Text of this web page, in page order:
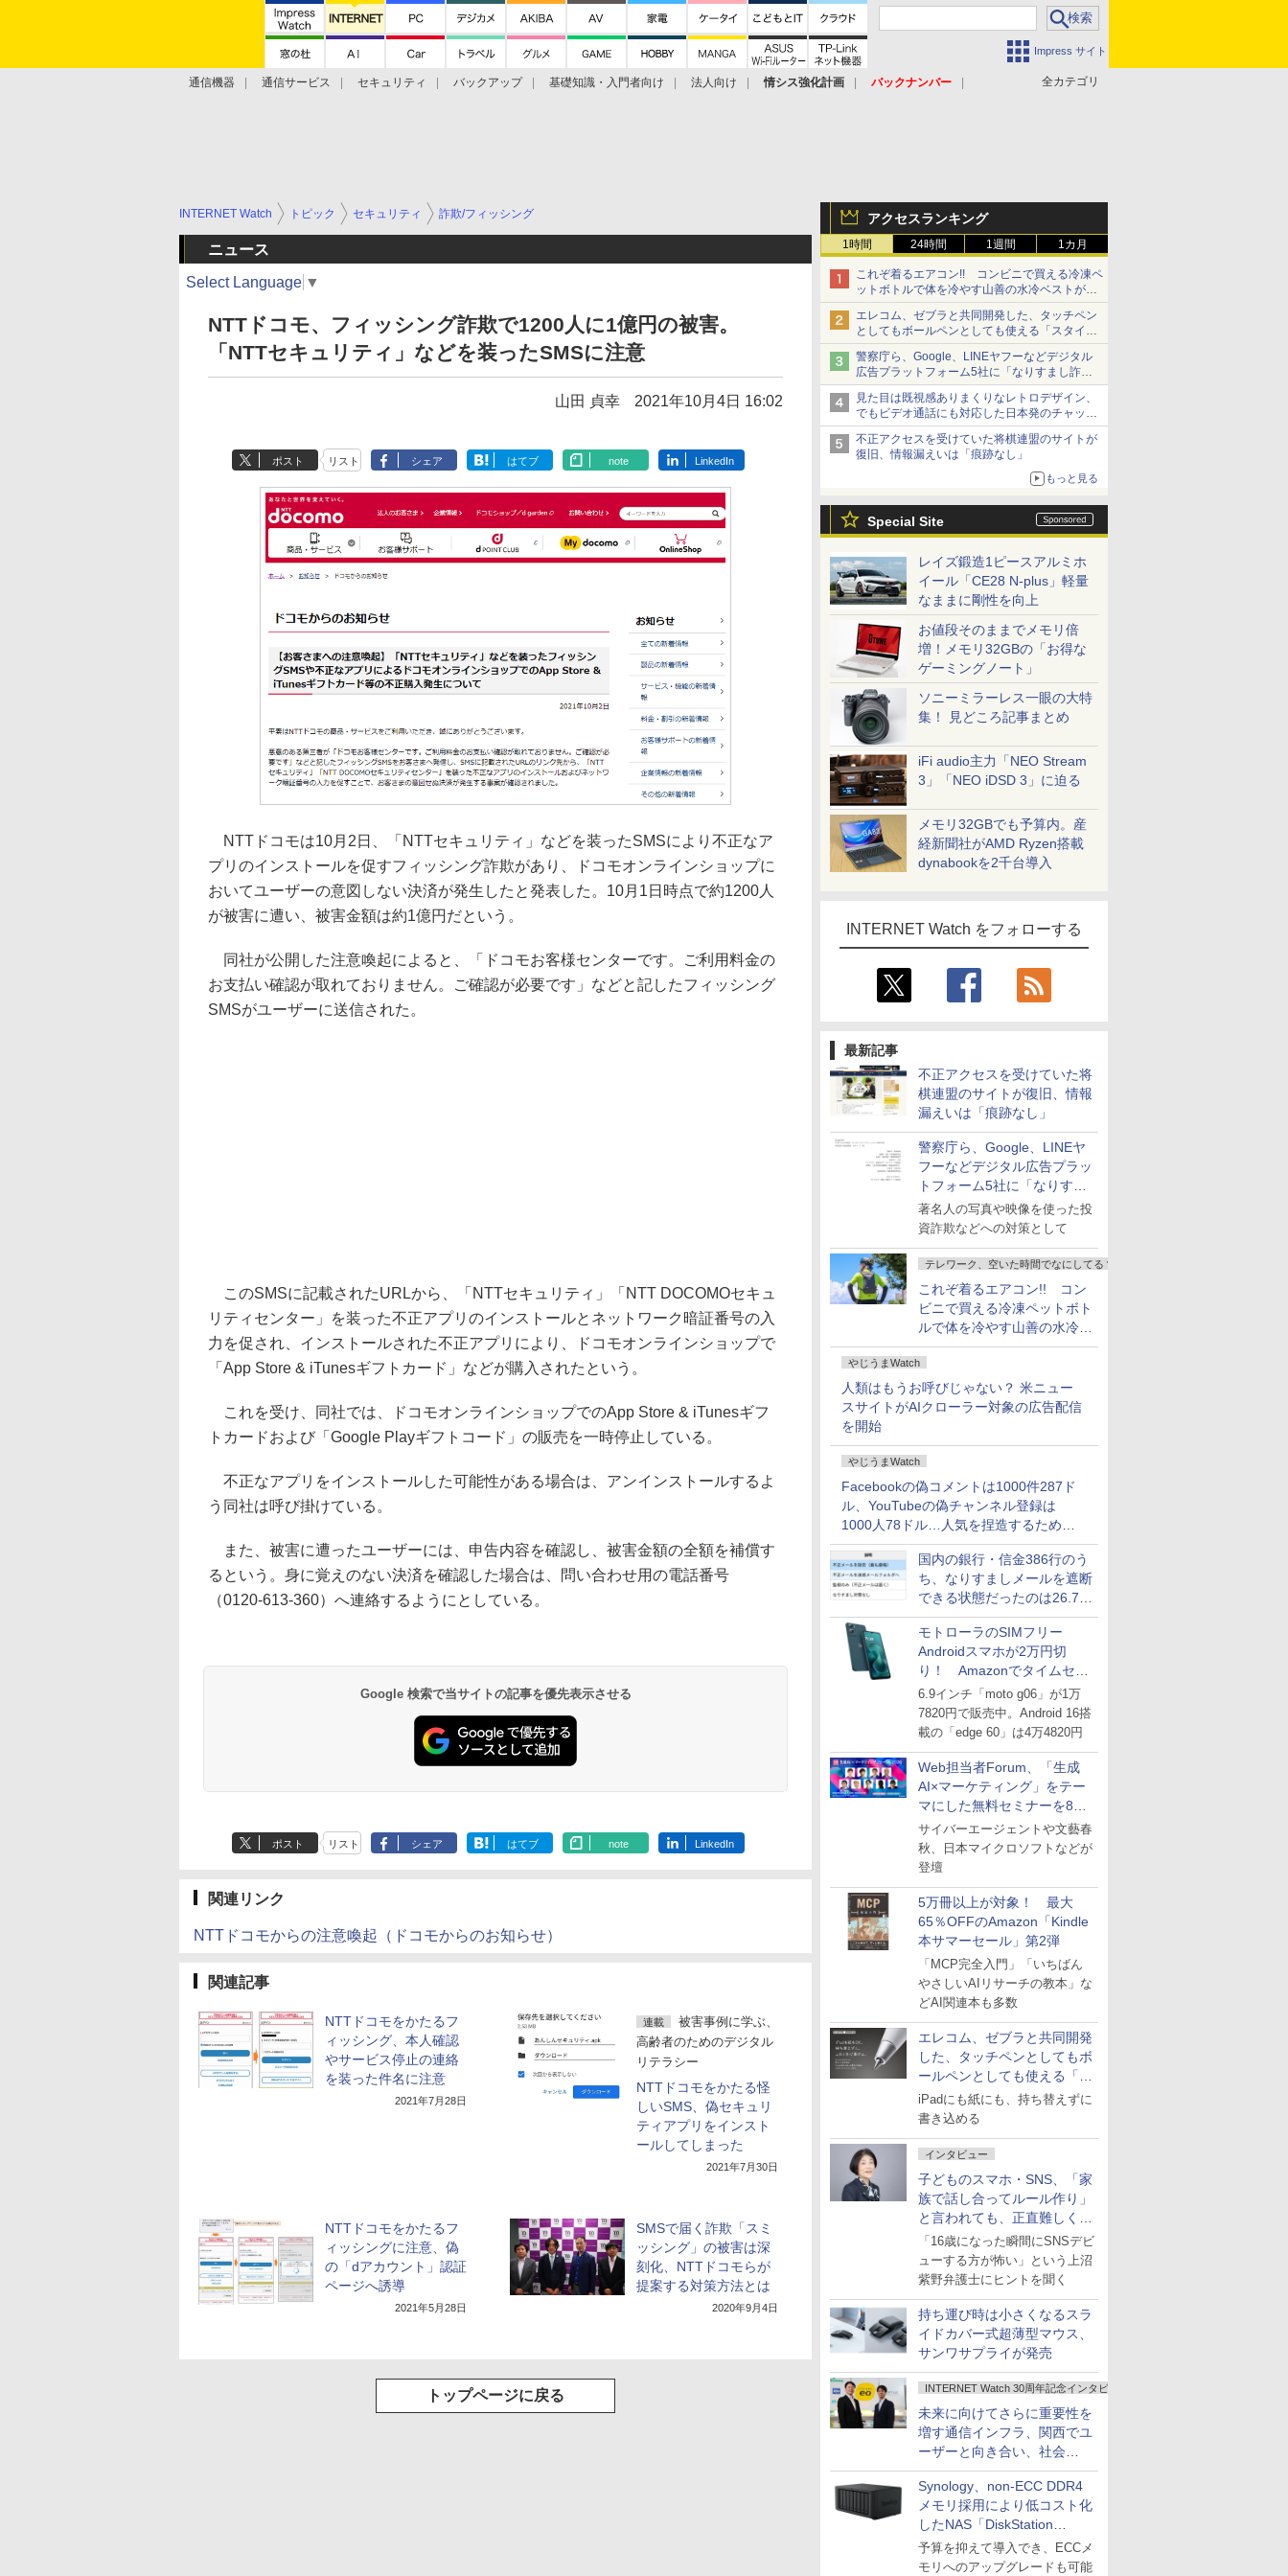
Impress サイト
全カテゴリ
通信機器 通信サービス セキュリティ バックアップ 基礎知識・入門者向け 法人向け 情シス強化計画
バックナンバー
アクセスランキング
1時間 24時間 1週間 1カ月
これぞ着るエアコン!! コンビニで買える冷凍ペ
ットボトルで体を冷やす山善の水冷ベストがロ
ードバイクにちょうどいい【ぼっち・ざ・ろー
ど！その14】【空いた時間でなにしてる？】
エレコム、ゼブラと共同開発した、タッチペン
としてもボールペンとしても使える「スタイラ
スツーウェイ」発売 iPadにも紙にも、持ち替
えずに書き込める
警察庁ら、Google、LINEヤフーなどデジタル
広告プラットフォーム5社に「なりすまし詐欺
広告」対策強化を要請 著名人の写真や映像を
使った投資詐欺などへの対策として
見た目は既視感ありまくりなレトロデザイン、
でもビデオ通話にも対応した日本発のチャット
アプリが登場【やじうまWatch】
不正アクセスを受けていた将棋連盟のサイトが
復旧、情報漏えいは「痕跡なし」
もっと見る
Special Site
レイズ鍛造1ピースアルミホ
イール「CE28 N-plus」軽量
なままに剛性を向上
お値段そのままでメモリ倍
増！メモリ32GBの「お得な
ゲーミングノート」
ソニーミラーレス一眼の大特
集！ 見どころ記事まとめ
iFi audio主力「NEO Stream
3」「NEO iDSD 3」に迫る
メモリ32GBでも予算内。産
経新聞社がAMD Ryzen搭載
dynabookを2千台導入
INTERNET Watch をフォローする
最新記事
不正アクセスを受けていた将
棋連盟のサイトが復旧、情報
漏えいは「痕跡なし」
警察庁ら、Google、LINEヤ
フーなどデジタル広告プラッ
トフォーム5社に「なりすま
し詐欺広告」対策強化を要請
著名人の写真や映像を使った投
資詐欺などへの対策として
テレワーク、空いた時間でなにしてる？
これぞ着るエアコン!! コン
ビニで買える冷凍ペットボト
ルで体を冷やす山善の水冷ベ
ストがロードバイクにちょう
どいい【ぼっち・ざ・ろー
ど！その14】
やじうまWatch
人類はもうお呼びじゃない？ 米ニュー
スサイトがAIクローラー対象の広告配信
を開始
やじうまWatch
Facebookの偽コメントは1000件287ド
ル、YouTubeの偽チャンネル登録は
1000人78ドル…人気を捏造するための
価格リストが公開中
国内の銀行・信金386行のう
ち、なりすましメールを遮断
できる状態だったのは26.7％
にとどまる～GMOブランド
セキュリティ調査
モトローラのSIMフリー
Androidスマホが2万円切
り！ Amazonでタイムセー
ル
6.9インチ「moto g06」が1万
7820円で販売中。Android 16搭
載の「edge 60」は4万4820円
Web担当者Forum、「生成
AI×マーケティング」をテー
マにした無料セミナーを8月
27日にオンライン開催
サイバーエージェントや文藝春
秋、日本マイクロソフトなどが
登壇
5万冊以上が対象！ 最大
65％OFFのAmazon「Kindle
本サマーセール」第2弾
「MCP完全入門」「いちばん
やさしいAIリサーチの教本」な
どAI関連本も多数
エレコム、ゼブラと共同開発
した、タッチペンとしてもボ
ールペンとしても使える「ス
タイラスツーウェイ」発売
iPadにも紙にも、持ち替えずに
書き込める
インタビュー
子どものスマホ・SNS、「家
族で話し合ってルール作り」
と言われても、正直難しくな
いですか？
「16歳になった瞬間にSNSデビ
ューする方が怖い」という上沼
紫野弁護士にヒントを聞く
持ち運び時は小さくなるスラ
イドカバー式超薄型マウス、
サンワサプライが発売
INTERNET Watch 30周年記念インタビュー
未来に向けてさらに重要性を
増す通信インフラ、関西でユ
ーザーと向き合い、社会
の“あたらしい”を起動し続け
る～オプテージ
Synology、non-ECC DDR4
メモリ採用により低コスト化
したNAS「DiskStation
neo+」シリーズ
予算を抑えて導入でき、ECCメ
モリへのアップグレードも可能
INTERNET Watch トピック セキュリティ 詐欺/フィッシング
ニュース
Select Language ▼
NTTドコモ、フィッシング詐欺で1200人に1億円の被害。
「NTTセキュリティ」などを装ったSMSに注意
山田 貞幸 2021年10月4日 16:02
ポスト リスト シェア はてブ note LinkedIn
NTTドコモは10月2日、「NTTセキュリティ」などを装ったSMSにより不正なア
プリのインストールを促すフィッシング詐欺があり、ドコモオンラインショップに
おいてユーザーの意図しない決済が発生したと発表した。10月1日時点で約1200人
が被害に遭い、被害金額は約1億円だという。
同社が公開した注意喚起によると、「ドコモお客様センターです。ご利用料金の
お支払い確認が取れておりません。ご確認が必要です」などと記したフィッシング
SMSがユーザーに送信された。
このSMSに記載されたURLから、「NTTセキュリティ」「NTT DOCOMOセキュ
リティセンター」を装った不正アプリのインストールとネットワーク暗証番号の入
力を促され、インストールされた不正アプリにより、ドコモオンラインショップで
「App Store & iTunesギフトカード」などが購入されたという。
これを受け、同社では、ドコモオンラインショップでのApp Store & iTunesギフ
トカードおよび「Google Playギフトコード」の販売を一時停止している。
不正なアプリをインストールした可能性がある場合は、アンインストールするよ
う同社は呼び掛けている。
また、被害に遭ったユーザーには、申告内容を確認し、被害金額の全額を補償す
るという。身に覚えのない決済を確認した場合は、問い合わせ用の電話番号
（0120-613-360）へ連絡するようにとしている。
Google 検索で当サイトの記事を優先表示させる
ポスト リスト シェア はてブ note LinkedIn
関連リンク
NTTドコモからの注意喚起（ドコモからのお知らせ）
関連記事
NTTドコモをかたるフ
ィッシング、本人確認
やサービス停止の連絡
を装った件名に注意
2021年7月28日
連載
被害事例に学ぶ、
高齢者のためのデジタル
リテラシー
NTTドコモをかたる怪
しいSMS、偽セキュリ
ティアプリをインスト
ールしてしまった
2021年7月30日
NTTドコモをかたるフ
ィッシングに注意、偽
の「dアカウント」認証
ページへ誘導
2021年5月28日
SMSで届く詐欺「スミ
ッシング」の被害は深
刻化、NTTドコモらが
提案する対策方法とは
2020年9月4日
トップページに戻る